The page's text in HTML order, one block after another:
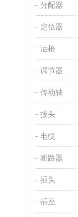
分配器
定位器
油枪
调节器
传动轴
接头
电缆
断路器
插头
插座